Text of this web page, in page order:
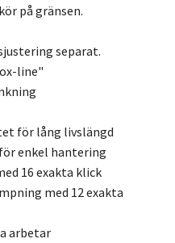
på gränsen.
separat.
line"
för lång livslängd
enkel hantering
16 exakta klick
med 12 exakta
arbetar